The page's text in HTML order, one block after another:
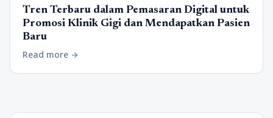
Tren Terbaru dalam Pemasaran Digital untuk
Promosi Klinik Gigi dan Mendapatkan Pasien
Baru
Read more arrow_forward